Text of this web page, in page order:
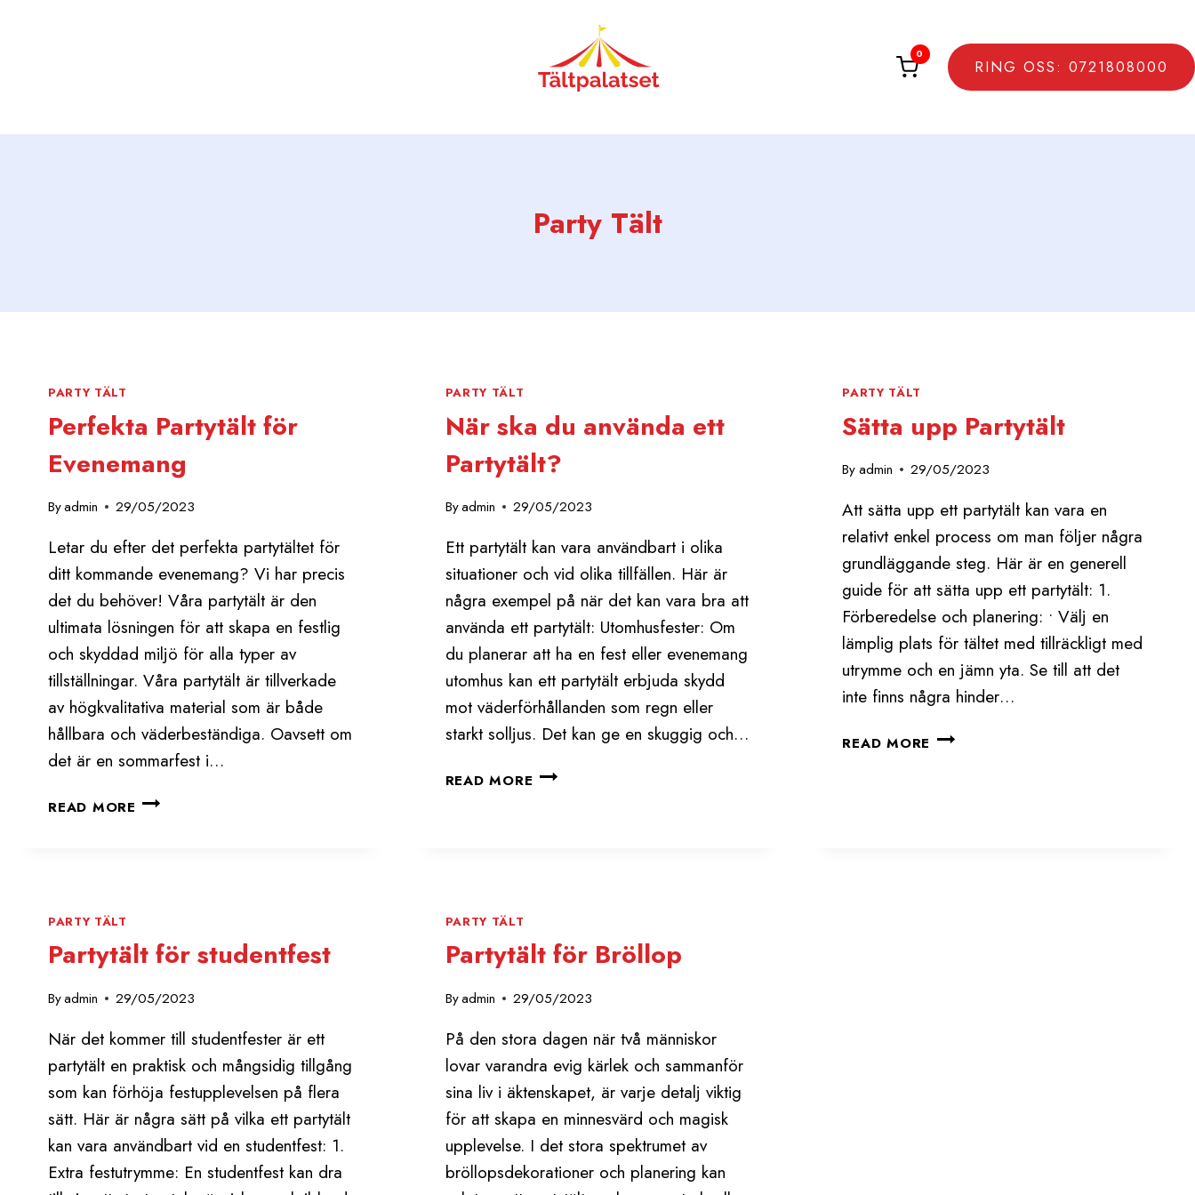
0
RING OSS: 0721808000
Party Tält
PARTY TÄLT
Perfekta Partytält för
Evenemang
Byadmin 29/05/2023
Letar du efter det perfekta partytältet för
ditt kommande evenemang? Vi har precis
det du behöver! Våra partytält är den
ultimata lösningen för att skapa en festlig
och skyddad miljö för alla typer av
tillställningar. Våra partytält är tillverkade
av högkvalitativa material som är både
hållbara och väderbeständiga. Oavsett om
det är en sommarfest i…
READ MORE PERFEKTA
PARTY TÄLT
När ska du använda ett
Partytält?
Byadmin 29/05/2023
Ett partytält kan vara användbart i olika
situationer och vid olika tillfällen. Här är
några exempel på när det kan vara bra att
använda ett partytält: Utomhusfester: Om
du planerar att ha en fest eller evenemang
utomhus kan ett partytält erbjuda skydd
mot väderförhållanden som regn eller
starkt solljus. Det kan ge en skuggig och…
READ MORE NÄR
PARTY TÄLT
Sätta upp Partytält
Byadmin 29/05/2023
Att sätta upp ett partytält kan vara en
relativt enkel process om man följer några
grundläggande steg. Här är en generell
guide för att sätta upp ett partytält: 1.
Förberedelse och planering: • Välj en
lämplig plats för tältet med tillräckligt med
utrymme och en jämn yta. Se till att det
inte finns några hinder…
READ MORE SÄTTA
PARTY TÄLT
Partytält för studentfest
Byadmin 29/05/2023
När det kommer till studentfester är ett
partytält en praktisk och mångsidig tillgång
som kan förhöja festupplevelsen på flera
sätt. Här är några sätt på vilka ett partytält
kan vara användbart vid en studentfest: 1.
Extra festutrymme: En studentfest kan dra
PARTY TÄLT
Partytält för Bröllop
Byadmin 29/05/2023
På den stora dagen när två människor
lovar varandra evig kärlek och sammanför
sina liv i äktenskapet, är varje detalj viktig
för att skapa en minnesvärd och magisk
upplevelse. I det stora spektrumet av
bröllopsdekorationer och planering kan